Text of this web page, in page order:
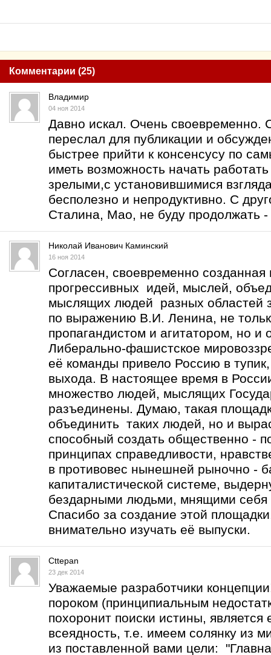
Комментарии (25)
Владимир
04 ноя 2014
Давно искал. Очень своевременно.
переслал для публикации и
быстрее прийти к консенсусу по
иметь возможность начать
зрелыми,с установившимися
бесполезно и непродуктивно. С
Сталина, Мао, не буду продолжать -
Николай Иванович Каминский
16 ноя 2014
Согласен, своевременно
прогрессивных идей, мыслей,
мыслящих людей разных областей
по выражению В.И. Ленина, не
пропагандистом и агитатором, но и
Либерально-фашистское
её команды привело Россию в
выхода. В настоящее время в
множество людей, мыслящих
разъединены. Думаю, такая
объединить таких людей, но и
способный создать общественно -
принципах справедливости,
в противовес нынешней рыночно -
капиталистической системе,
бездарными людьми, мнящими себя
Спасибо за создание этой
внимательно изучать её выпуски.
Cttepan
23 дек 2014
Уважаемые разработчики
пороком (принципиальным
похоронит поиски истины,
всеядность, т.е. имеем солянку из
из поставленной вами цели: